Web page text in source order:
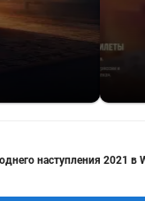
наступления 2021 в